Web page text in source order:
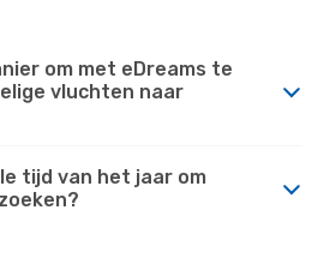
om met eDreams te
vluchten naar
tijd van het jaar om